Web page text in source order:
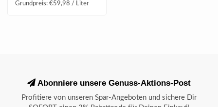
Grundpreis: €59,98 / Liter
Abonniere unsere Genuss-Aktions-Post
Profitiere von unseren Spar-Angeboten und sichere Dir